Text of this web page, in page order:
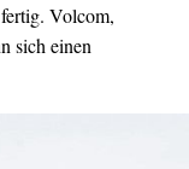
Volcom,
sich einen